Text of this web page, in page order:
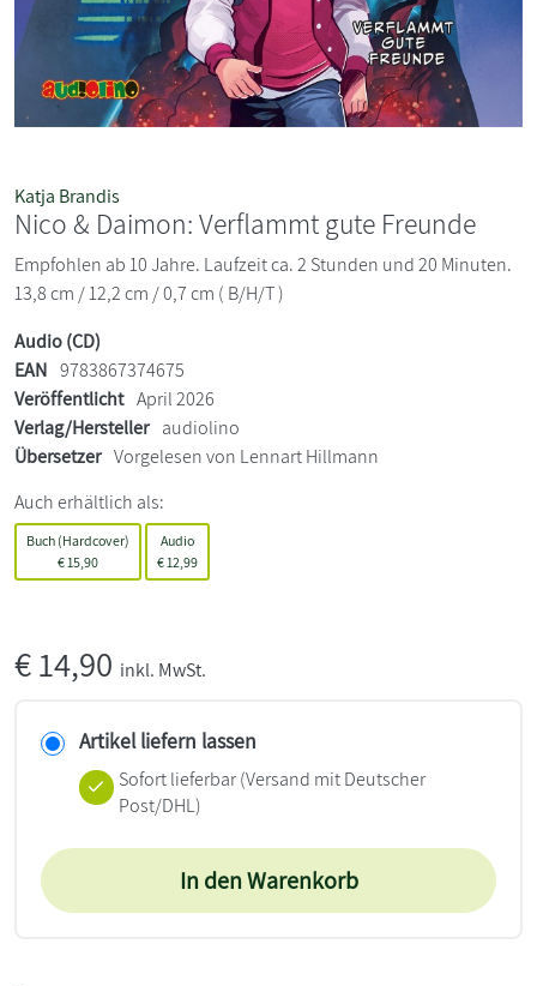
Katja Brandis
Nico & Daimon: Verflammt gute Freunde
Empfohlen ab 10 Jahre. Laufzeit ca. 2 Stunden und 20 Minuten.
13,8 cm / 12,2 cm / 0,7 cm ( B/H/T )
Audio (CD)
EAN 9783867374675
Veröffentlicht April 2026
Verlag/Hersteller audiolino
Übersetzer Vorgelesen von Lennart Hillmann
Auch erhältlich als:
Buch (Hardcover)
€ 15,90
Audio
€ 12,99
€14,90 inkl. MwSt.
Artikel liefern lassen
Sofort lieferbar(Versand mit Deutscher
Post/DHL)
In den Warenkorb